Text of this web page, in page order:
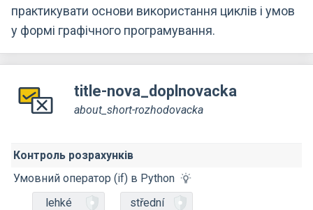
практикувати основи використання циклів і умов
у формі графічного програмування.
title-nova_doplnovacka
about_short-rozhodovacka
Контроль розрахунків
Умовний оператор (if) в Python
lehké
střední